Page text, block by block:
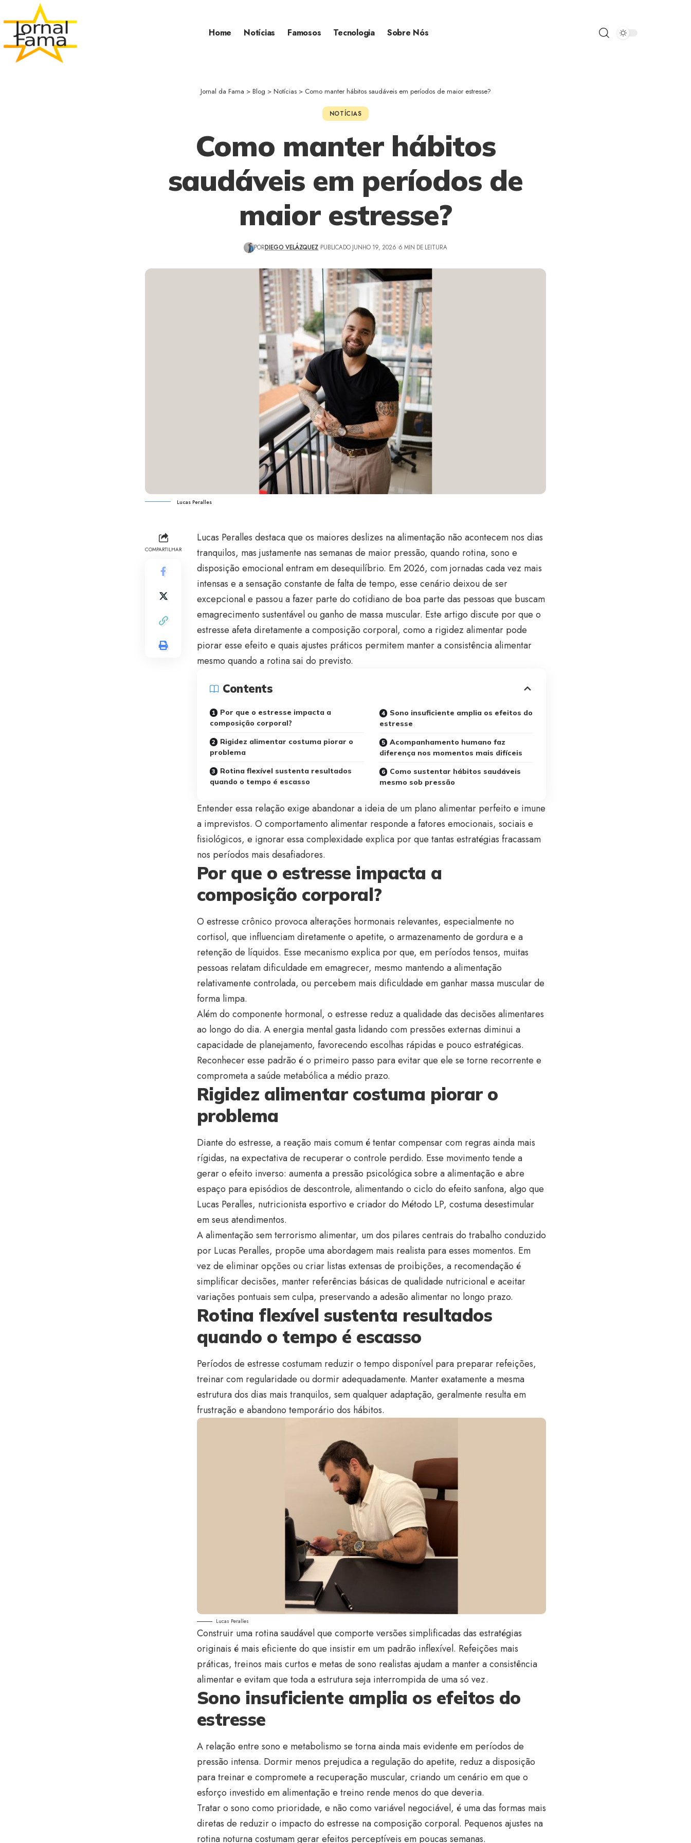
Home Notícias Famosos Tecnologia Sobre Nós
Jornal da Fama > Blog > Notícias> Como manter hábitos saudáveis em períodos de maior estresse?
NOTÍCIAS
Como manter hábitos
saudáveis em períodos de
maior estresse?
PORDIEGO VELÁZQUEZ PUBLICADO JUNHO 19, 2026 6 MIN DE LEITURA
Lucas Peralles
COMPARTILHAR
Lucas Peralles destaca que os maiores deslizes na alimentação não acontecem nos dias
tranquilos, mas justamente nas semanas de maior pressão, quando rotina, sono e
disposição emocional entram em desequilíbrio. Em 2026, com jornadas cada vez mais
intensas e a sensação constante de falta de tempo, esse cenário deixou de ser
excepcional e passou a fazer parte do cotidiano de boa parte das pessoas que buscam
emagrecimento sustentável ou ganho de massa muscular. Este artigo discute por que o
estresse afeta diretamente a composição corporal, como a rigidez alimentar pode
piorar esse efeito e quais ajustes práticos permitem manter a consistência alimentar
mesmo quando a rotina sai do previsto.
Contents
Por que o estresse impacta a
composição corporal?
Rigidez alimentar costuma piorar o
problema
Rotina flexível sustenta resultados
quando o tempo é escasso
Sono insuficiente amplia os efeitos do
estresse
Acompanhamento humano faz
diferença nos momentos mais difíceis
Como sustentar hábitos saudáveis
mesmo sob pressão
Entender essa relação exige abandonar a ideia de um plano alimentar perfeito e imune
a imprevistos. O comportamento alimentar responde a fatores emocionais, sociais e
fisiológicos, e ignorar essa complexidade explica por que tantas estratégias fracassam
nos períodos mais desafiadores.
Por que o estresse impacta a
composição corporal?
O estresse crônico provoca alterações hormonais relevantes, especialmente no
cortisol, que influenciam diretamente o apetite, o armazenamento de gordura e a
retenção de líquidos. Esse mecanismo explica por que, em períodos tensos, muitas
pessoas relatam dificuldade em emagrecer, mesmo mantendo a alimentação
relativamente controlada, ou percebem mais dificuldade em ganhar massa muscular de
forma limpa.
Além do componente hormonal, o estresse reduz a qualidade das decisões alimentares
ao longo do dia. A energia mental gasta lidando com pressões externas diminui a
capacidade de planejamento, favorecendo escolhas rápidas e pouco estratégicas.
Reconhecer esse padrão é o primeiro passo para evitar que ele se torne recorrente e
comprometa a saúde metabólica a médio prazo.
Rigidez alimentar costuma piorar o
problema
Diante do estresse, a reação mais comum é tentar compensar com regras ainda mais
rígidas, na expectativa de recuperar o controle perdido. Esse movimento tende a
gerar o efeito inverso: aumenta a pressão psicológica sobre a alimentação e abre
espaço para episódios de descontrole, alimentando o ciclo do efeito sanfona, algo que
Lucas Peralles, nutricionista esportivo e criador do Método LP, costuma desestimular
em seus atendimentos.
A alimentação sem terrorismo alimentar, um dos pilares centrais do trabalho conduzido
por Lucas Peralles, propõe uma abordagem mais realista para esses momentos. Em
vez de eliminar opções ou criar listas extensas de proibições, a recomendação é
simplificar decisões, manter referências básicas de qualidade nutricional e aceitar
variações pontuais sem culpa, preservando a adesão alimentar no longo prazo.
Rotina flexível sustenta resultados
quando o tempo é escasso
Períodos de estresse costumam reduzir o tempo disponível para preparar refeições,
treinar com regularidade ou dormir adequadamente. Manter exatamente a mesma
estrutura dos dias mais tranquilos, sem qualquer adaptação, geralmente resulta em
frustração e abandono temporário dos hábitos.
Lucas Peralles
Construir uma rotina saudável que comporte versões simplificadas das estratégias
originais é mais eficiente do que insistir em um padrão inflexível. Refeições mais
práticas, treinos mais curtos e metas de sono realistas ajudam a manter a consistência
alimentar e evitam que toda a estrutura seja interrompida de uma só vez.
Sono insuficiente amplia os efeitos do
estresse
A relação entre sono e metabolismo se torna ainda mais evidente em períodos de
pressão intensa. Dormir menos prejudica a regulação do apetite, reduz a disposição
para treinar e compromete a recuperação muscular, criando um cenário em que o
esforço investido em alimentação e treino rende menos do que deveria.
Tratar o sono como prioridade, e não como variável negociável, é uma das formas mais
diretas de reduzir o impacto do estresse na composição corporal. Pequenos ajustes na
rotina noturna costumam gerar efeitos perceptíveis em poucas semanas.